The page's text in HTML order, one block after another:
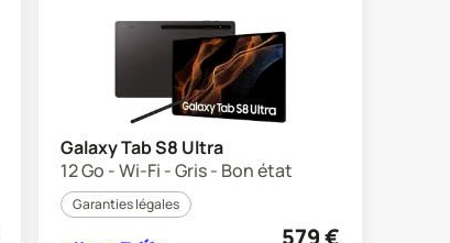
Galaxy Tab S8 Ultra
12 Go - Wi-Fi - Gris - Bon état
Garanties légales
579€